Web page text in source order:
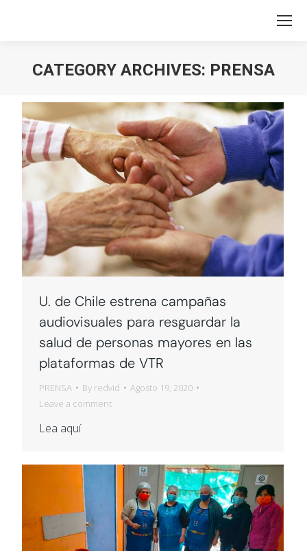
CATEGORY ARCHIVES: PRENSA
U. de Chile estrena campañas
audiovisuales para resguardar la
salud de personas mayores en las
plataformas de VTR
PRENSA By redvid
Agosto 19, 2020
Leave a comment
Lea aquí